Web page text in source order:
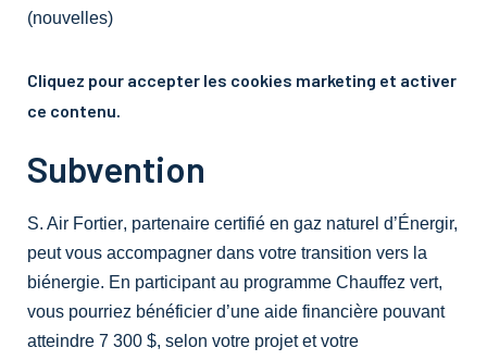
(nouvelles)
Cliquez pour accepter les cookies marketing et activer
ce contenu.
Subvention
S. Air Fortier, partenaire certifié en gaz naturel d’Énergir,
peut vous accompagner dans votre transition vers la
biénergie. En participant au programme Chauffez vert,
vous pourriez bénéficier d’une aide financière pouvant
atteindre 7 300 $, selon votre projet et votre